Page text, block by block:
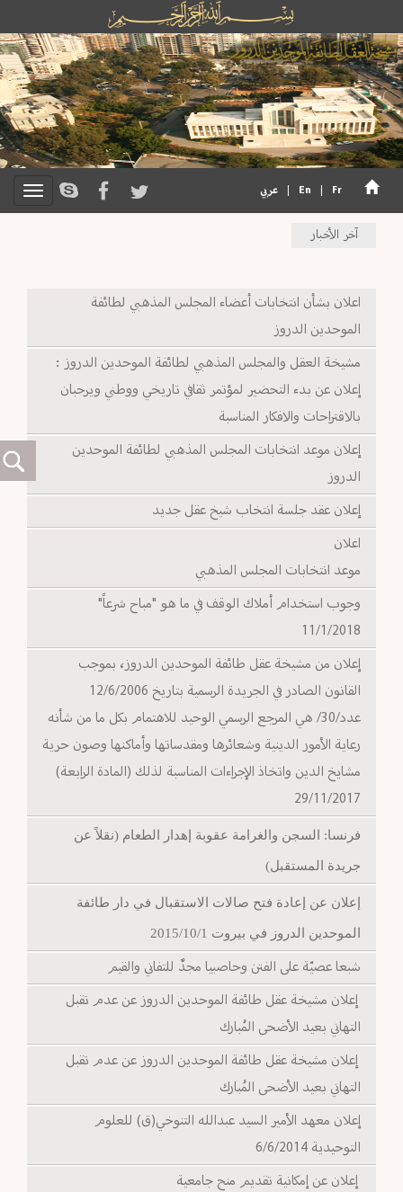
En Fr عربي
آخر الأخبار
اعلان بشأن انتخابات أعضاء المجلس المذهبي لطائفة
الموحدين الدروز
مشيخة العقل والمجلس المذهبي لطائفة الموحدين الدروز :
إعلان عن بدء التحضير لمؤتمر ثقافي تاريخي ووطني ويرحبان
بالاقتراحات والافكار المناسبة
إعلان موعد انتخابات المجلس المذهبي لطائفة الموحدين
الدروز
إعلان عقد جلسة انتخاب شيخ عقل جديد
اعلان
موعد انتخابات المجلس المذهبي
وجوب استخدام أملاك الوقف في ما هو "مباح شرعاً"
11/1/2018
إعلان من مشيخة عقل طائفة الموحدين الدروز، بموجب
القانون الصادر في الجريدة الرسمية بتاريخ 12/6/2006
عدد/30/ هي المرجع الرسمي الوحيد للاهتمام بكل ما من شأنه
رعاية الأمور الدينية وشعائرها ومقدساتها وأماكنها وصون حرية
مشايخ الدين واتخاذ الإجراءات المناسبة لذلك (المادة الرابعة)
29/11/2017
فرنسا: السجن والغرامة عقوبة إهدار الطعام (نقلاً عن
جريدة المستقبل)
إعلان عن إعادة فتح صالات الاستقبال في دار طائفة
الموحدين الدروز في بيروت 2015/10/1
شبعا عصيّة على الفتن وحاصبيا مجدٌ للتفاني والقيم
إعلان مشيخة عقل طائفة الموحدين الدروز عن عدم تقبل
التهاني بعيد الأضحى المُبارك
إعلان مشيخة عقل طائفة الموحدين الدروز عن عدم تقبل
التهاني بعيد الأضحى المُبارك
إعلان معهد الأمير السيد عبدالله التنوخي(ق) للعلوم
التوحيدية 6/6/2014
إعلان عن إمكانية تقديم منح جامعية